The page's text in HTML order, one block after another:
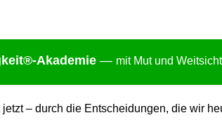
t®-Akademie — mit Mut und
– durch die Entscheidungen, die wir